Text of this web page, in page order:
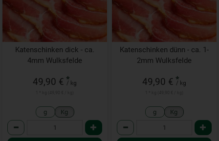
Katenschinken dick - ca.
4mm Wulksfelde
49,90 € *
/ kg
g Kg
Anzahl
Katenschinken dünn - ca. 1-
2mm Wulksfelde
49,90 € *
/ kg
g Kg
Anzahl